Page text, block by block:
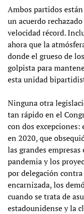
Ambos partidos
un acuerdo
velocidad récord.
ahora que la
donde el grueso de
golpista para
esta unidad
Ninguna otra
tan rápido en el
con dos excepciones:
en 2020, que
las grandes
pandemia y los
por delegación contra
encarnizada, los
cuando se trata de
estadounidense y la